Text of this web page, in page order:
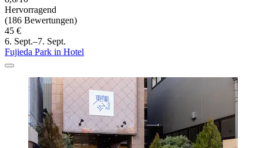
Hervorragend
(186 Bewertungen)
45 €
6. Sept.–7. Sept.
Fujieda Park in Hotel